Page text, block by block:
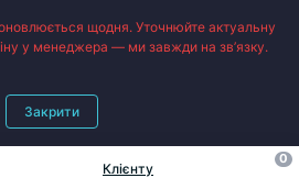
щодня. Уточнюйте актуальну
у менеджера — ми завжди на зв’язку.
Закрити
Клієнту
0